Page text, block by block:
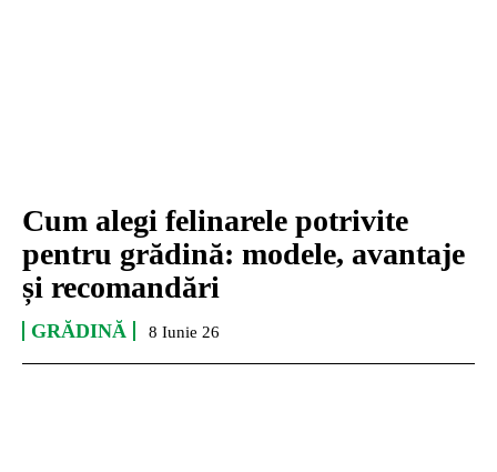
Cum alegi felinarele potrivite
pentru grădină: modele, avantaje
și recomandări
GRĂDINĂ 8 Iunie 26